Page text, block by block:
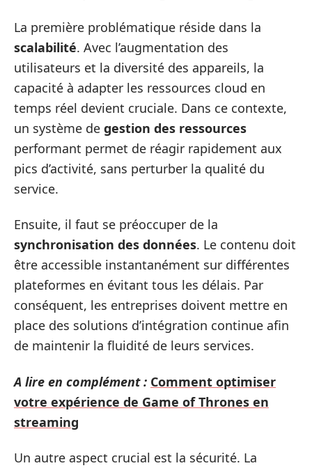
La première problématique réside dans la
scalabilité. Avec l’augmentation des
utilisateurs et la diversité des appareils, la
capacité à adapter les ressources cloud en
temps réel devient cruciale. Dans ce contexte,
un système de gestion des ressources
performant permet de réagir rapidement aux
pics d’activité, sans perturber la qualité du
service.
Ensuite, il faut se préoccuper de la
synchronisation des données. Le contenu doit
être accessible instantanément sur différentes
plateformes en évitant tous les délais. Par
conséquent, les entreprises doivent mettre en
place des solutions d’intégration continue afin
de maintenir la fluidité de leurs services.
A lire en complément : Comment optimiser
votre expérience de Game of Thrones en
streaming
Un autre aspect crucial est la sécurité. La